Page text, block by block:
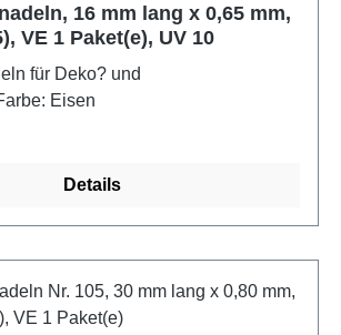
16 mm lang x 0,65 mm,
50 g (021215), VE 1 Paket(e), UV 10
für Deko? und
Eisen
Details